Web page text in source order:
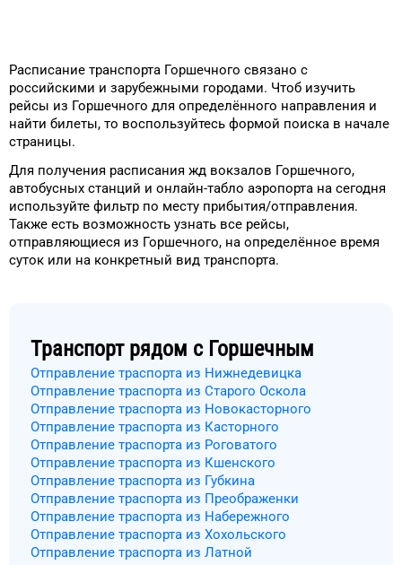
Расписание транспорта Горшечного связано с
российскими и зарубежными городами. Чтоб изучить
рейсы из Горшечного для определённого направления и
найти билеты, то воспользуйтесь формой поиска в начале
страницы.
Для получения расписания жд вокзалов Горшечного,
автобусных станций и онлайн-табло аэропорта на сегодня
используйте фильтр по месту прибытия/отправления.
Также есть возможность узнать все рейсы,
отправляющиеся из Горшечного, на определённое время
суток или на конкретный вид транспорта.
Транспорт рядом с Горшечным
Отправление траспорта из Нижнедевицка
Отправление траспорта из Старого Оскола
Отправление траспорта из Новокасторного
Отправление траспорта из Касторного
Отправление траспорта из Роговатого
Отправление траспорта из Кшенского
Отправление траспорта из Губкина
Отправление траспорта из Преображенки
Отправление траспорта из Набережного
Отправление траспорта из Хохольского
Отправление траспорта из Латной